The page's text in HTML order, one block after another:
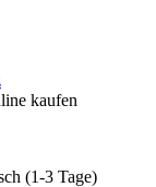
kaufen
(1-3 Tage)